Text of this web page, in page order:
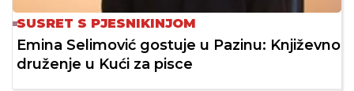
SUSRET S PJESNIKINJOM
Emina Selimović gostuje u Pazinu: Književno
druženje u Kući za pisce